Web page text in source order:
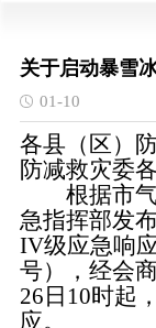
关于启动暴雪
01-10
各县（区）
防减救灾委
根据市气
急指挥部发
IV级应急响
号），经会
26日10时起
应。